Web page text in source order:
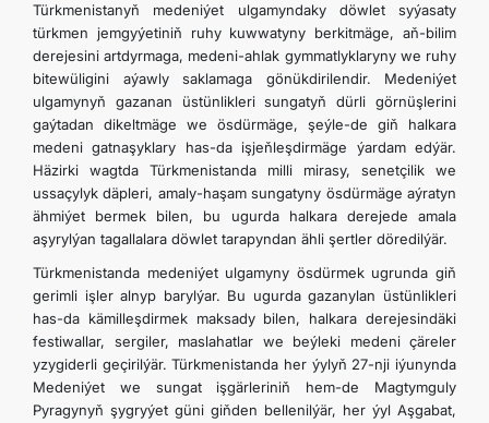
Türkmenistanyň medeniýet ulgamyndaky döwlet syýasaty
türkmen jemgyýetiniň ruhy kuwwatyny berkitmäge, aň-bilim
derejesini artdyrmaga, medeni-ahlak gymmatlyklaryny we ruhy
bitewüligini aýawly saklamaga gönükdirilendir. Medeniýet
ulgamynyň gazanan üstünlikleri sungatyň dürli görnüşlerini
gaýtadan dikeltmäge we ösdürmäge, şeýle-de giň halkara
medeni gatnaşyklary has-da işjeňleşdirmäge ýardam edýär.
Häzirki wagtda Türkmenistanda milli mirasy, senetçilik we
ussaçylyk däpleri, amaly-haşam sungatyny ösdürmäge aýratyn
ähmiýet bermek bilen, bu ugurda halkara derejede amala
aşyrylýan tagallalara döwlet tarapyndan ähli şertler döredilýär.
Türkmenistanda medeniýet ulgamyny ösdürmek ugrunda giň
gerimli işler alnyp barylýar. Bu ugurda gazanylan üstünlikleri
has-da kämilleşdirmek maksady bilen, halkara derejesindäki
festiwallar, sergiler, maslahatlar we beýleki medeni çäreler
yzygiderli geçirilýär. Türkmenistanda her ýylyň 27-nji iýunynda
Medeniýet we sungat işgärleriniň hem-de Magtymguly
Pyragynyň şygryýet güni giňden bellenilýär, her ýyl Aşgabat,